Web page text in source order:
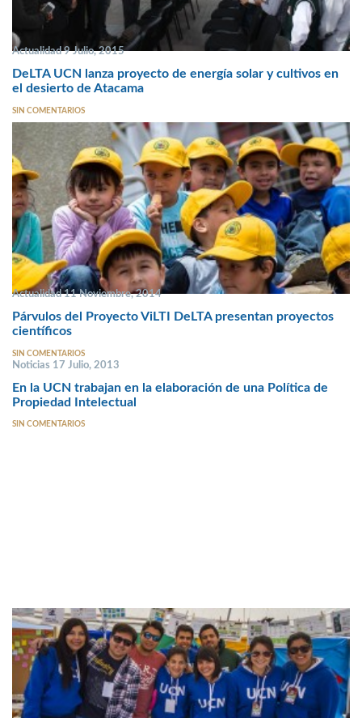
Actualidad 9 Julio, 2015
DeLTA UCN lanza proyecto de energía solar y cultivos en
el desierto de Atacama
SIN COMENTARIOS
Actualidad 11 Noviembre, 2014
Párvulos del Proyecto ViLTI DeLTA presentan proyectos
científicos
SIN COMENTARIOS
Noticias 17 Julio, 2013
En la UCN trabajan en la elaboración de una Política de
Propiedad Intelectual
SIN COMENTARIOS